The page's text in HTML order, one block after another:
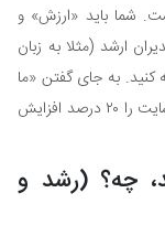
شما باید «ارزش» و
ارشد (مثلا به زبان
به جای گفتن «ما
۱۰۰۰ خط کد نوشتیم»، بگویید «ما سرعت بارگذاری سایت را ۲۰ درصد افزایش
چه؟ (رشد و